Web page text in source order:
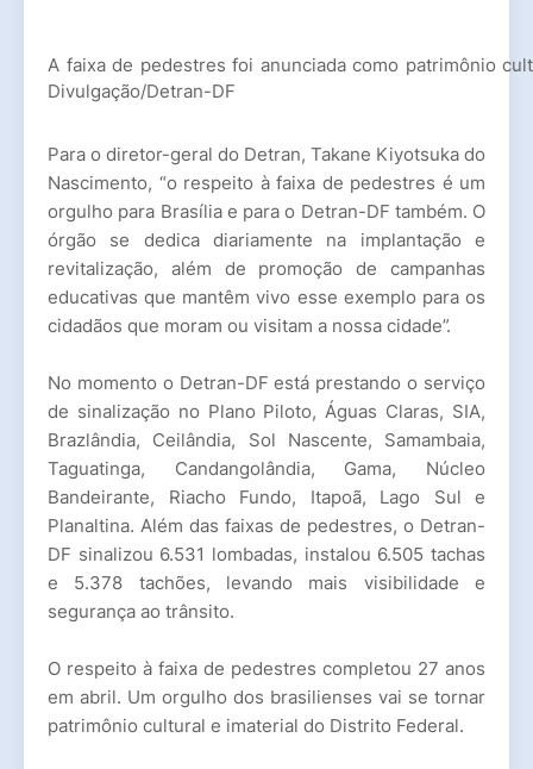
A faixa de pedestres foi anunciada como patrimônio
Divulgação/Detran-DF
Para o diretor-geral do Detran, Takane Kiyotsuka do
Nascimento, “o respeito à faixa de pedestres é um
orgulho para Brasília e para o Detran-DF também. O
órgão se dedica diariamente na implantação e
revitalização, além de promoção de campanhas
educativas que mantêm vivo esse exemplo para os
cidadãos que moram ou visitam a nossa cidade”.
No momento o Detran-DF está prestando o serviço
de sinalização no Plano Piloto, Águas Claras, SIA,
Brazlândia, Ceilândia, Sol Nascente, Samambaia,
Taguatinga, Candangolândia, Gama, Núcleo
Bandeirante, Riacho Fundo, Itapoã, Lago Sul e
Planaltina. Além das faixas de pedestres, o Detran-
DF sinalizou 6.531 lombadas, instalou 6.505 tachas
e 5.378 tachões, levando mais visibilidade e
segurança ao trânsito.
O respeito à faixa de pedestres completou 27 anos
em abril. Um orgulho dos brasilienses vai se tornar
patrimônio cultural e imaterial do Distrito Federal.